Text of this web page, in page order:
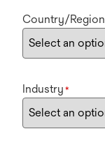
Country/Region
Industry *